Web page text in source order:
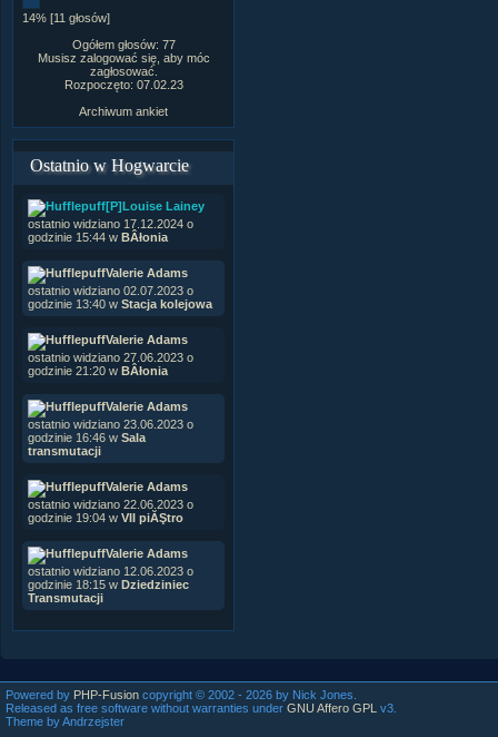
14% [11 głosów]
Ogółem głosów: 77
Musisz zalogować się, aby móc
zagłosować.
Rozpoczęto: 07.02.23
Archiwum ankiet
Ostatnio w Hogwarcie
[P]Louise Lainey
ostatnio widziano 17.12.2024 o
godzinie 15:44 w BÂłonia
Valerie Adams
ostatnio widziano 02.07.2023 o
godzinie 13:40 w Stacja kolejowa
Valerie Adams
ostatnio widziano 27.06.2023 o
godzinie 21:20 w BÂłonia
Valerie Adams
ostatnio widziano 23.06.2023 o
godzinie 16:46 w Sala
transmutacji
Valerie Adams
ostatnio widziano 22.06.2023 o
godzinie 19:04 w VII piĂŞtro
Valerie Adams
ostatnio widziano 12.06.2023 o
godzinie 18:15 w Dziedziniec
Transmutacji
Powered by PHP-Fusion copyright © 2002 - 2026 by Nick Jones.
Released as free software without warranties under GNU Affero GPL
v3.
Theme by Andrzejster